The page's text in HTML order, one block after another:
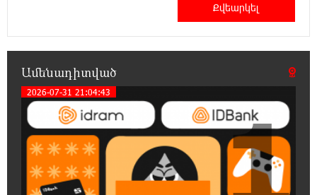
17:06:15 6-08-2026
հայության խայտառակություն» է անվանել
Ամենայն Հայոց Կաթողիկոսի նկատմամբ
դատավարությունը
17:00:30 6-08-2026
Մեր կրոնական զգացմունքների հետ խաղը
ունենալու է հետևանքներ․ Նարեկ
Կարապետյան
Ամենադիտված
2026-07-31 21:04:43
1